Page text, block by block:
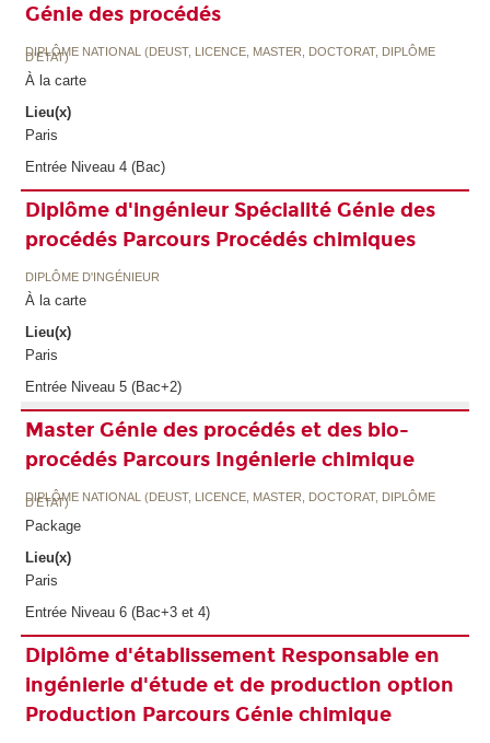
Génie des procédés
DIPLÔME NATIONAL (DEUST, LICENCE, MASTER, DOCTORAT, DIPLÔME
D'ETAT)
À la carte
Lieu(x)
Paris
Entrée Niveau 4 (Bac)
Diplôme d'ingénieur Spécialité Génie des
procédés Parcours Procédés chimiques
DIPLÔME D'INGÉNIEUR
À la carte
Lieu(x)
Paris
Entrée Niveau 5 (Bac+2)
Master Génie des procédés et des bio-
procédés Parcours Ingénierie chimique
DIPLÔME NATIONAL (DEUST, LICENCE, MASTER, DOCTORAT, DIPLÔME
D'ETAT)
Package
Lieu(x)
Paris
Entrée Niveau 6 (Bac+3 et 4)
Diplôme d'établissement Responsable en
ingénierie d'étude et de production option
Production Parcours Génie chimique